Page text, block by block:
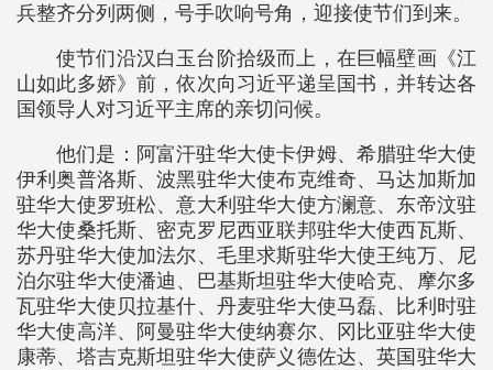
兵整齐分列两侧，号手吹响号角，迎接使节们到来。
使节们沿汉白玉台阶拾级而上，在巨幅壁画《江
山如此多娇》前，依次向习近平递呈国书，并转达各
国领导人对习近平主席的亲切问候。
他们是：阿富汗驻华大使卡伊姆、希腊驻华大使
伊利奥普洛斯、波黑驻华大使布克维奇、马达加斯加
驻华大使罗班松、意大利驻华大使方澜意、东帝汶驻
华大使桑托斯、密克罗尼西亚联邦驻华大使西瓦斯、
苏丹驻华大使加法尔、毛里求斯驻华大使王纯万、尼
泊尔驻华大使潘迪、巴基斯坦驻华大使哈克、摩尔多
瓦驻华大使贝拉基什、丹麦驻华大使马磊、比利时驻
华大使高洋、阿曼驻华大使纳赛尔、冈比亚驻华大使
康蒂、塔吉克斯坦驻华大使萨义德佐达、英国驻华大